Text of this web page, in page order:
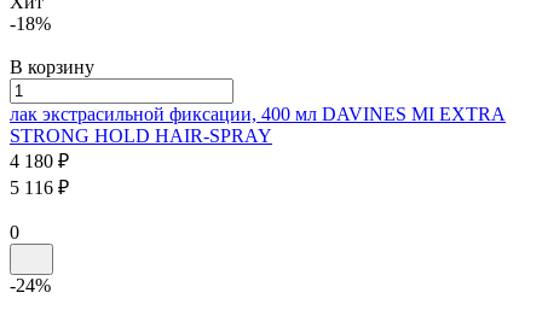
-18%
В корзину
лак экстрасильной фиксации, 400 мл DAVINES MI EXTRA
STRONG HOLD HAIR-SPRAY
4 180 ₽
5 116 ₽
0
-24%